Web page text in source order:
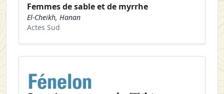
Femmes de sable et de myrrhe
El-Cheikh, Hanan
Actes Sud